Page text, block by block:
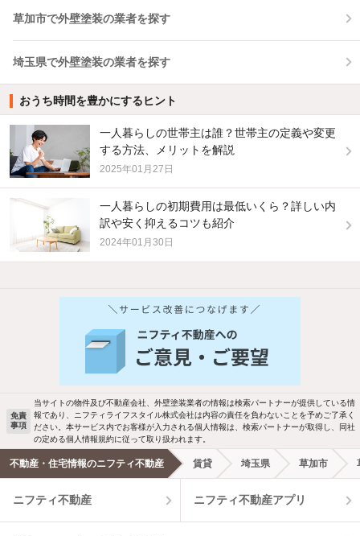
草加市で外壁塗装の業者を探す
埼玉県で外壁塗装の業者を探す
おうち時間を豊かにするヒント
一人暮らしの世帯主は誰？世帯主の定義や変更
する方法、メリットを解説
2025年01月27日
一人暮らしの初期費用は最低いくら？詳しい内
訳や安く抑えるコツも紹介
2024年01月30日
他の人はこんな条件で絞り込んでいます！
バス・トイレ別 2階以上
洗濯機置場あり 独立洗面台
エアコンあり 都市ガス
温水洗浄便座 オートロック
免責
事項
当サイトの物件及び不動産会社、外壁塗装業者の情報は検索パートナーが提供している情
報であり、ニフティライフスタイル株式会社は内容の責任を負わないことを予めご了承く
ださい。本サービス内でお客様が入力される個人情報は、検索パートナーが取得し、同社
の定める個人情報規約に従って取り扱われます。
不動産・住宅情報のニフティ不動産 賃貸 埼玉県 草加市
ニフティ不動産 ニフティ不動産アプリ